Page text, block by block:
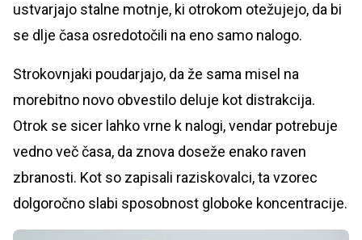
ustvarjajo stalne motnje, ki otrokom otežujejo, da bi
se dlje časa osredotočili na eno samo nalogo.
Strokovnjaki poudarjajo, da že sama misel na
morebitno novo obvestilo deluje kot distrakcija.
Otrok se sicer lahko vrne k nalogi, vendar potrebuje
vedno več časa, da znova doseže enako raven
zbranosti. Kot so zapisali raziskovalci, ta vzorec
dolgoročno slabi sposobnost globoke koncentracije.